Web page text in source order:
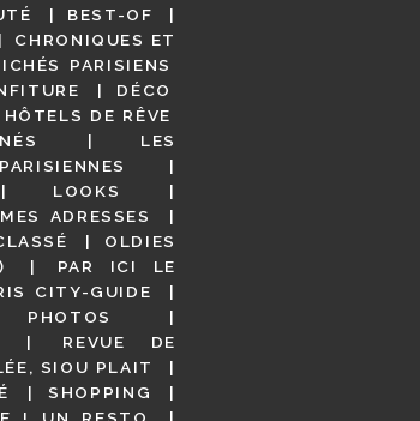
BEST-OF
CHRONIQUES ET
PARISIENS
DÉCO
HÔTELS DE RÊVE
LES
LOOKS
MES ADRESSES
OLDIES
PAR ICI LE
CITY-GUIDE
REVUE DE
SIOU PLAIT
SHOPPING
! UN RESTO